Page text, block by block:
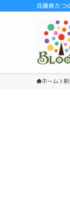
兵庫県たつ
ホーム